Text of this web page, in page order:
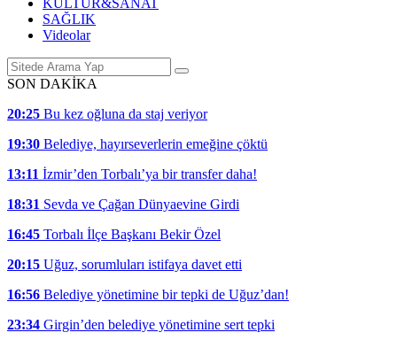
KÜLTÜR&SANAT
SAĞLIK
Videolar
SON DAKİKA
20:25 Bu kez oğluna da staj veriyor
19:30 Belediye, hayırseverlerin emeğine çöktü
13:11 İzmir’den Torbalı’ya bir transfer daha!
18:31 Sevda ve Çağan Dünyaevine Girdi
16:45 Torbalı İlçe Başkanı Bekir Özel
20:15 Uğuz, sorumluları istifaya davet etti
16:56 Belediye yönetimine bir tepki de Uğuz’dan!
23:34 Girgin’den belediye yönetimine sert tepki